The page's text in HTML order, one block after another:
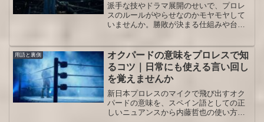
派手な技やドラマ展開のせいで、プロレ
スのルールがやらせなのかモヤモヤして
いませんか。勝敗が決まる仕組みや台本
ルの基本をやさしく解説します。
用語と裏側
オクパードの意味をプロレスで知
るコツ｜日常にも使える言い回し
を覚えませんか
新日本プロレスのマイクで飛び出すオク
パードの意味を、スペイン語としての正
しいニュアンスから内藤哲也の使い方、